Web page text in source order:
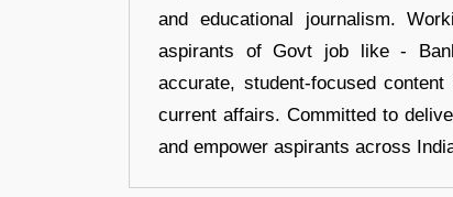
and educational journalism.
aspirants of Govt job like -
accurate, student-focused
current affairs. Committed to
and empower aspirants across